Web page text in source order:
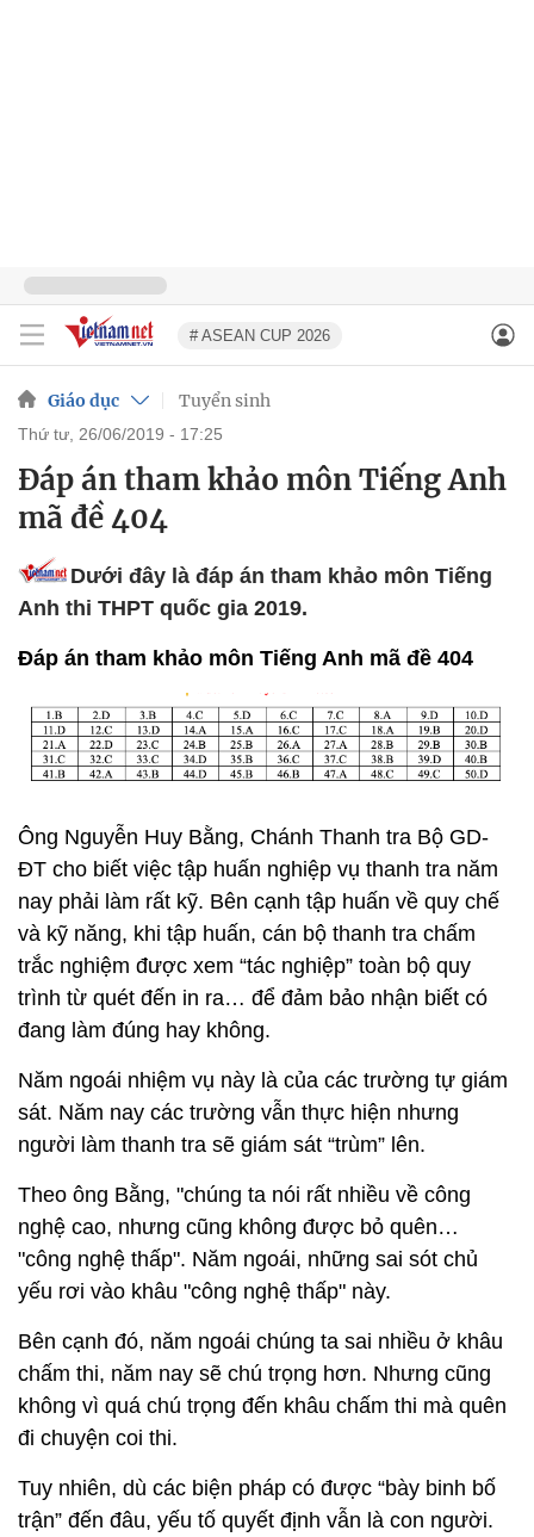
# ASEAN CUP 2026
Giáo dục Tuyển sinh
thứ tư, 26/06/2019 - 17:25
Đáp án tham khảo môn Tiếng Anh
mã đề 404
Dưới đây là đáp án tham khảo môn Tiếng
Anh thi THPT quốc gia 2019.
Đáp án tham khảo môn Tiếng Anh mã đề 404
Ông Nguyễn Huy Bằng, Chánh Thanh tra Bộ GD-
ĐT cho biết việc tập huấn nghiệp vụ thanh tra năm
nay phải làm rất kỹ. Bên cạnh tập huấn về quy chế
và kỹ năng, khi tập huấn, cán bộ thanh tra chấm
trắc nghiệm được xem “tác nghiệp” toàn bộ quy
trình từ quét đến in ra… để đảm bảo nhận biết có
đang làm đúng hay không.
Năm ngoái nhiệm vụ này là của các trường tự giám
sát. Năm nay các trường vẫn thực hiện nhưng
người làm thanh tra sẽ giám sát “trùm” lên.
Theo ông Bằng, "chúng ta nói rất nhiều về công
nghệ cao, nhưng cũng không được bỏ quên…
"công nghệ thấp". Năm ngoái, những sai sót chủ
yếu rơi vào khâu "công nghệ thấp" này.
Bên cạnh đó, năm ngoái chúng ta sai nhiều ở khâu
chấm thi, năm nay sẽ chú trọng hơn. Nhưng cũng
không vì quá chú trọng đến khâu chấm thi mà quên
đi chuyện coi thi.
Tuy nhiên, dù các biện pháp có được “bày binh bố
trận” đến đâu, yếu tố quyết định vẫn là con người.